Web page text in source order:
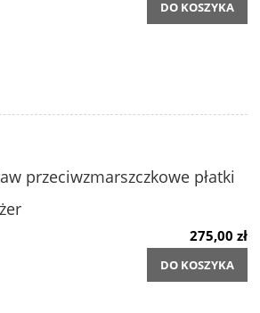
DO KOSZYKA
przeciwzmarszczkowe płatki
275,00 zł
DO KOSZYKA